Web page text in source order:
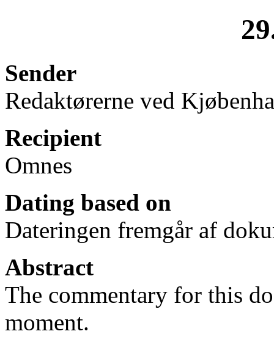
Sender
Redaktørerne ved
Recipient
Omnes
Dating based on
Dateringen fremgår af
Abstract
The commentary for this
moment.